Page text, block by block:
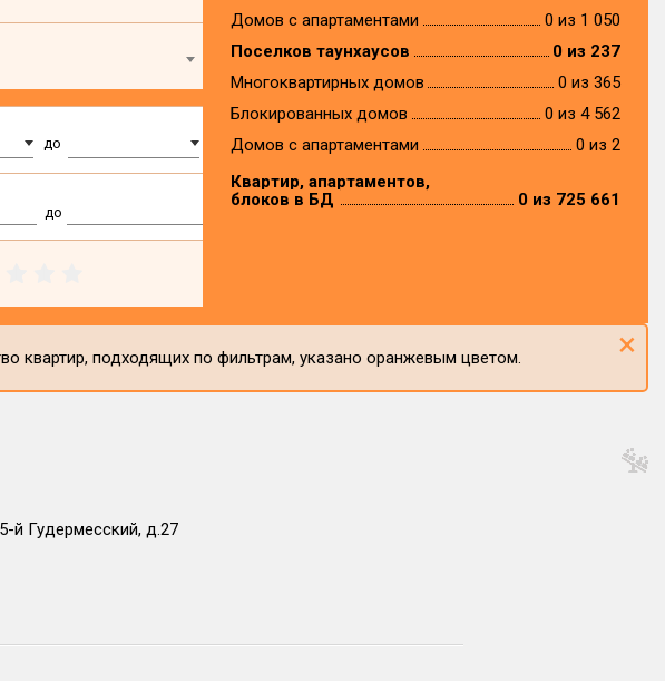
до
до
Домов с апартаментами
0 из 1 050
Поселков таунхаусов
0 из 237
Многоквартирных домов
0 из 365
Блокированных домов
0 из 4 562
Домов с апартаментами
0 из 2
Квартир, апартаментов,
блоков в БД
0 из 725 661
квартир, подходящих по фильтрам, указано оранжевым цветом. ×
й Гудермесский, д.27